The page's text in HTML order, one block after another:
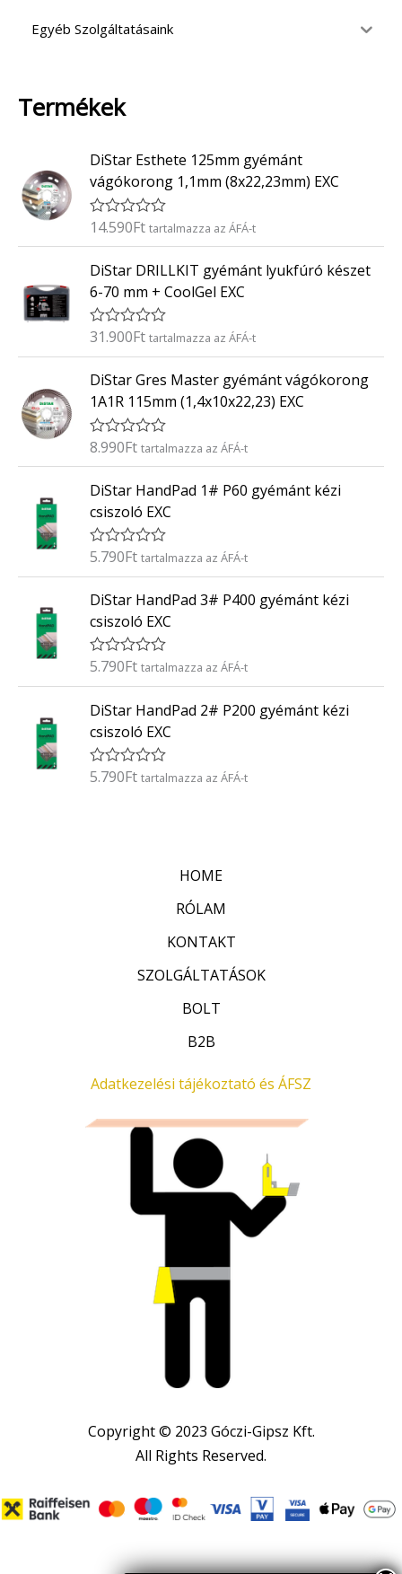
Egyéb Szolgáltatásaink
Termékek
DiStar Esthete 125mm gyémánt
vágókorong 1,1mm (8x22,23mm) EXC
É
é
k
e
l
s
:
/
5
14.590Ft tartalmazza az ÁFÁ-t
DiStar DRILLKIT gyémánt lyukfúró készet
6-70 mm + CoolGel EXC
É
é
k
e
l
é
s
:
/
5
31.900Ft tartalmazza az ÁFÁ-t
DiStar Gres Master gyémánt vágókorong
1A1R 115mm (1,4x10x22,23) EXC
É
é
e
l
é
s
:
/
5
8.990Ft tartalmazza az ÁFÁ-t
DiStar HandPad 1# P60 gyémánt kézi
csiszoló EXC
É
é
e
l
s
:
/
5
5.790Ft tartalmazza az ÁFÁ-t
DiStar HandPad 3# P400 gyémánt kézi
csiszoló EXC
É
é
e
l
é
s
5.790Ft tartalmazza az ÁFÁ-t
DiStar HandPad 2# P200 gyémánt kézi
csiszoló EXC
É
5.790Ft tartalmazza az ÁFÁ-t
HOME
RÓLAM
KONTAKT
SZOLGÁLTATÁSOK
BOLT
B2B
Adatkezelési tájékoztató és ÁFSZ
Copyright © 2023 Góczi-Gipsz Kft.
All Rights Reserved.